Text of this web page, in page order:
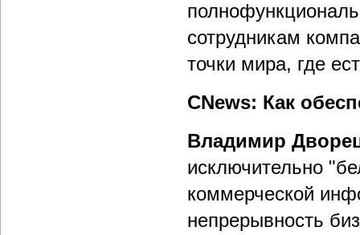
сотрудникам
точки мира, где
CNews: Как
Владимир
исключительно
коммерческой
непрерывность